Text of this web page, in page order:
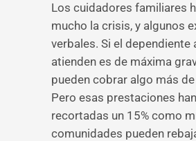
Los cuidadores familiares
mucho la crisis, y algunos
verbales. Si el dependiente
atienden es de máxima
pueden cobrar algo más
Pero esas prestaciones
recortadas un 15% como
comunidades pueden